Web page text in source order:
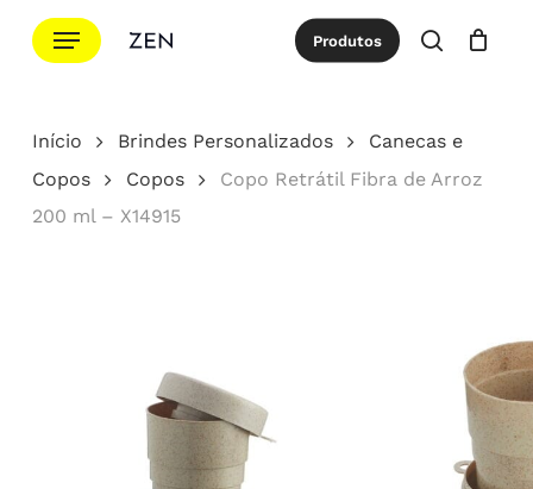
para
principal
Menu Produtos
procurar
Cotação Close
Início Brindes Personalizados
Canecas e
Copos
Copos
Copo Retrátil Fibra de Arroz
200 ml – X14915